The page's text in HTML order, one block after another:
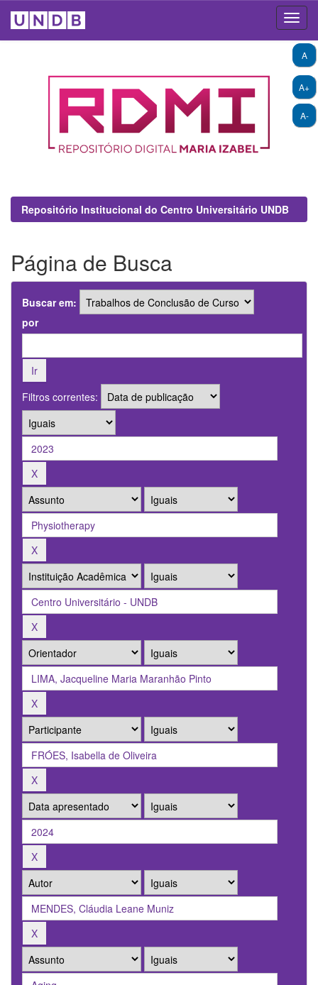
A+
A-
A
Repositório Institucional do Centro Universitário UNDB
Página de Busca
Buscar em:
por
Filtros correntes: